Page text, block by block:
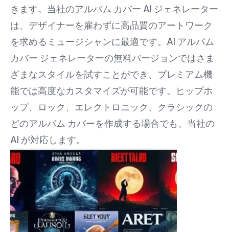
きます。当社のアルバム カバー AI ジェネレーター
は、デザイナーを雇わずに高品質のアートワーク
を求めるミュージシャンに最適です。AI アルバム
カバー ジェネレーターの無料バージョンではさま
ざまなスタイルを試すことができ、プレミアム機
能では高度なカスタマイズが可能です。ヒップホ
ップ、ロック、エレクトロニック、クラシックの
どのアルバム カバーを作成する場合でも、当社の
AI が対応します。